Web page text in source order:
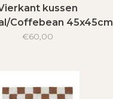
kussen
Coffebean 45x45cm
€60,00